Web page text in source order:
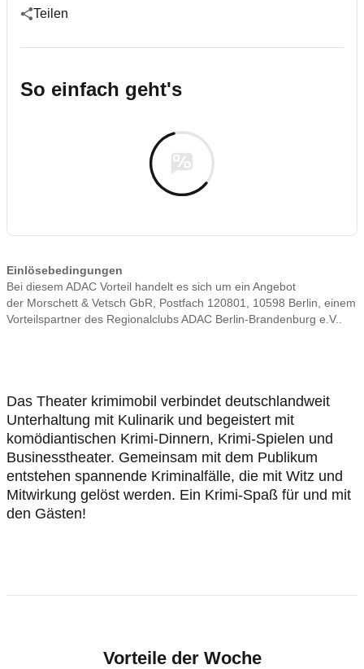
Teilen
So einfach geht's
Einlösebedingungen
Bei diesem ADAC Vorteil handelt es sich um ein Angebot
der Morschett & Vetsch GbR, Postfach 120801, 10598 Berlin, einem
Vorteilspartner des Regionalclubs ADAC Berlin-Brandenburg e.V..
Das Theater krimimobil verbindet deutschlandweit
Unterhaltung mit Kulinarik und begeistert mit
komödiantischen Krimi-Dinnern, Krimi-Spielen und
Businesstheater. Gemeinsam mit dem Publikum
entstehen spannende Kriminalfälle, die mit Witz und
Mitwirkung gelöst werden. Ein Krimi-Spaß für und mit
den Gästen!
Vorteile der Woche